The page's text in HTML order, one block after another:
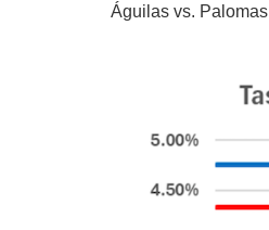
Águilas vs. Palomas